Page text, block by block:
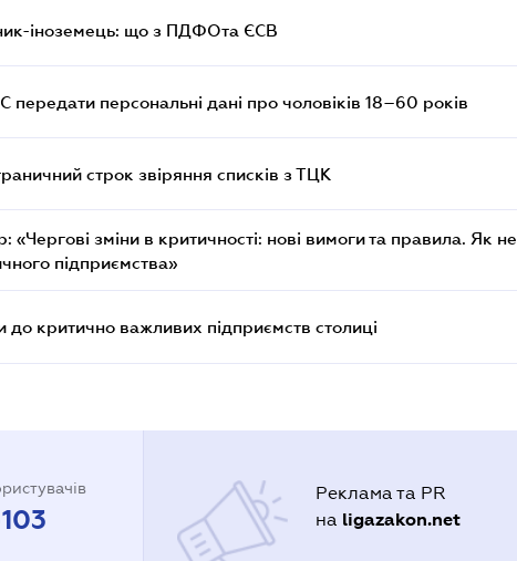
іноземець: що з ПДФОта ЄСВ
передати персональні дані про чоловіків 18–60 років
строк звіряння списків з ТЦК
«Чергові зміни в критичності: нові вимоги та правила. Як не
підприємства»
критично важливих підприємств столиці
Реклама та PR
на ligazakon.net